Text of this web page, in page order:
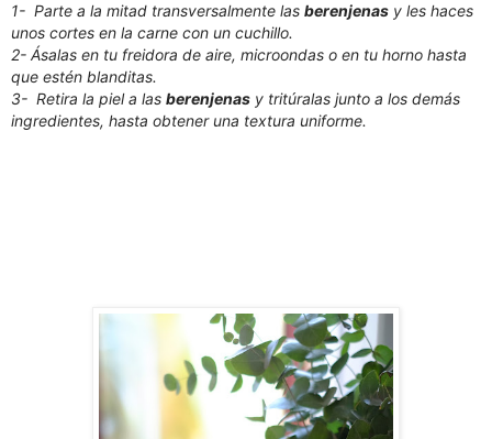
1- Parte a la mitad transversalmente las berenjenas y les haces
unos cortes en la carne con un cuchillo.
2- Ásalas en tu freidora de aire, microondas o en tu horno hasta
que estén blanditas.
3- Retira la piel a las berenjenas y tritúralas junto a los demás
ingredientes, hasta obtener una textura uniforme.